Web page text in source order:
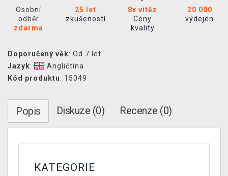
Osobní
odběr
zdarma
25 let
zkušeností
8x vítěz
Ceny
kvality
20 000
výdejen
Doporučený věk: Od 7 let
Jazyk:
Angličtina
Kód produktu: 15049
Popis Diskuze (0) Recenze (0)
KATEGORIE